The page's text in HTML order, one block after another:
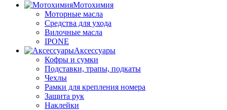
Мотохимия
Моторные масла
Средства для ухода
Вилочные масла
IPONE
Аксессуары
Кофры и сумки
Подставки, трапы, подкаты
Чехлы
Рамки для крепления номера
Защита рук
Наклейки